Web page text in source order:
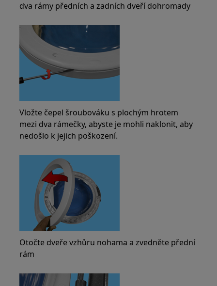
dva rámy předních a zadních dveří dohromady
Vložte čepel šroubováku s plochým hrotem
mezi dva rámečky, abyste je mohli naklonit, aby
nedošlo k jejich poškození.
Otočte dveře vzhůru nohama a zvedněte přední
rám